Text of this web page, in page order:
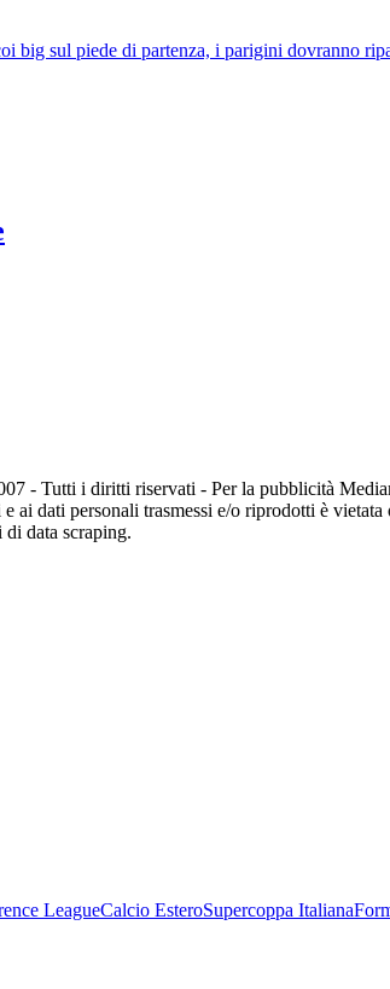
big sul piede di partenza, i parigini dovranno
- Tutti i diritti riservati - Per la pubblicità
ai dati personali trasmessi e/o riprodotti è
data scraping.
LeagueCalcio EsteroSupercoppa Italiana